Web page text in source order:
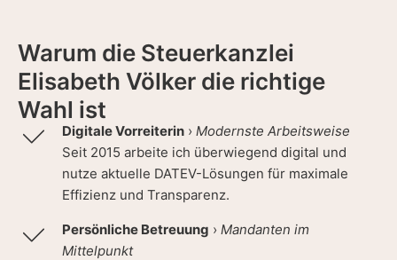
Warum die Steuerkanzlei
Elisabeth Völker die richtige
Wahl ist
Digitale Vorreiterin › Modernste Arbeitsweise
Seit 2015 arbeite ich überwiegend digital und
nutze aktuelle DATEV-Lösungen für maximale
Effizienz und Transparenz.
Persönliche Betreuung › Mandanten im
Mittelpunkt